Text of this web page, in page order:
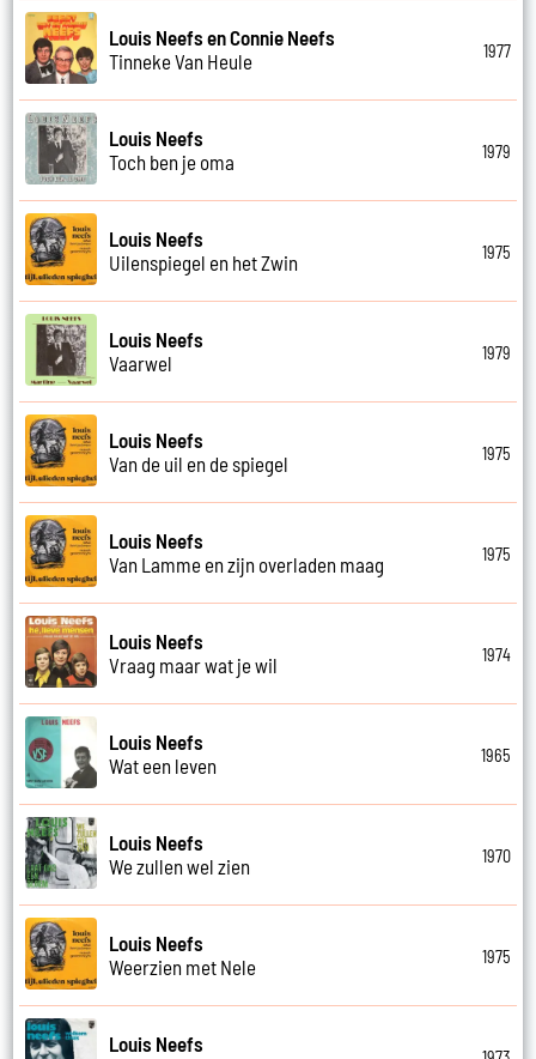
Louis Neefs en Connie Neefs
Tinneke Van Heule
1977
Louis Neefs
Toch ben je oma
1979
Louis Neefs
Uilenspiegel en het Zwin
1975
Louis Neefs
Vaarwel
1979
Louis Neefs
Van de uil en de spiegel
1975
Louis Neefs
Van Lamme en zijn overladen maag
1975
Louis Neefs
Vraag maar wat je wil
1974
Louis Neefs
Wat een leven
1965
Louis Neefs
We zullen wel zien
1970
Louis Neefs
Weerzien met Nele
1975
Louis Neefs